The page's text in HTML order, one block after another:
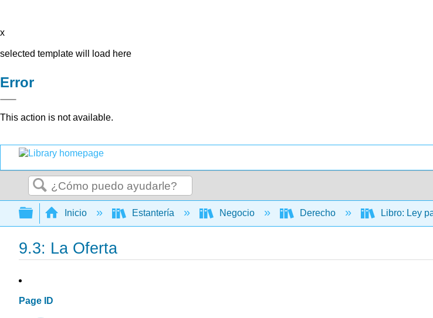
x
selected template will load here
Error
This action is not available.
Buscar
Expandir/contraer jerarquía global
Inicio Estantería Negocio Derecho Libro: Ley
9.3: La Oferta
Page ID